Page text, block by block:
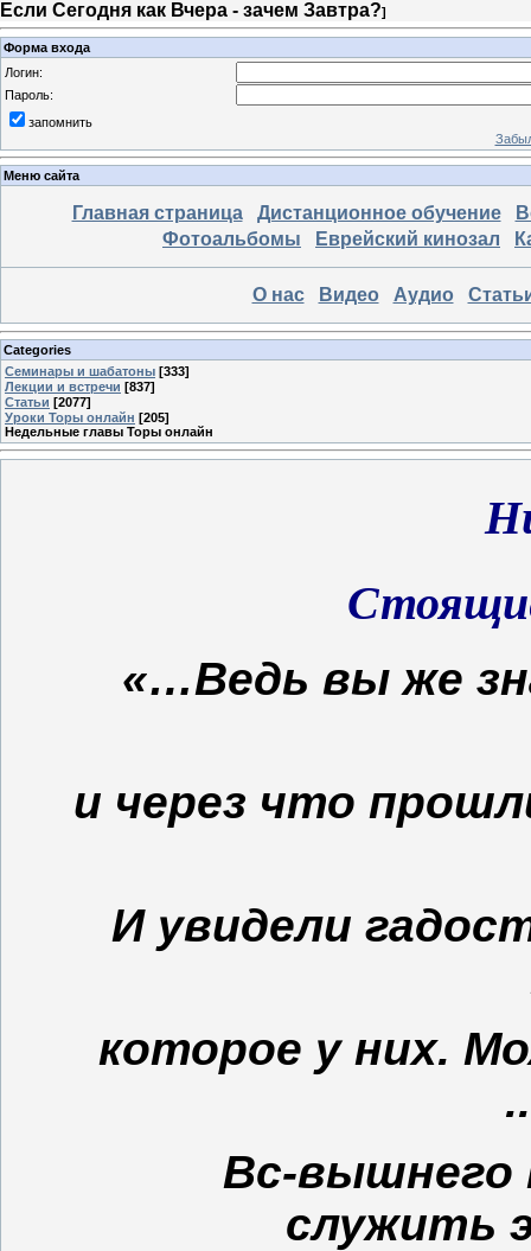
Если Сегодня как Вчера - зачем Завтра?]
Форма входа
Логин:
Пароль:
запомнить
Меню сайта
Главная страница Дистанционное обучение
Фотоальбомы
Еврейский кинозал
О нас Видео Аудио
Categories
Семинары и шабатоны [333]
Лекции и встречи [837]
Статьи [2077]
Уроки Торы онлайн [205]
Недельные главы Торы онлайн
«…Ведь вы же
и через что
И увидели
которое у них.
Вс-вышнего
служить